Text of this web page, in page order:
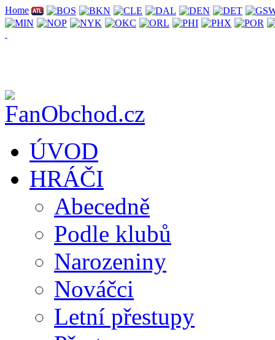
Home
ÚVOD
HRÁČI
Abecedně
Podle klubů
Narozeniny
Nováčci
Letní přestupy